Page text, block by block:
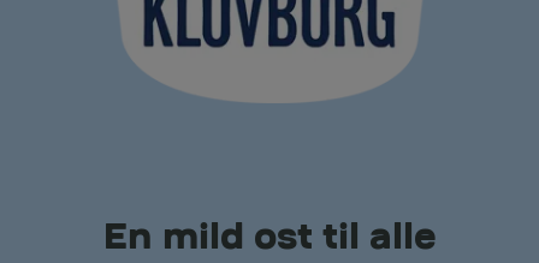
En mild ost til alle